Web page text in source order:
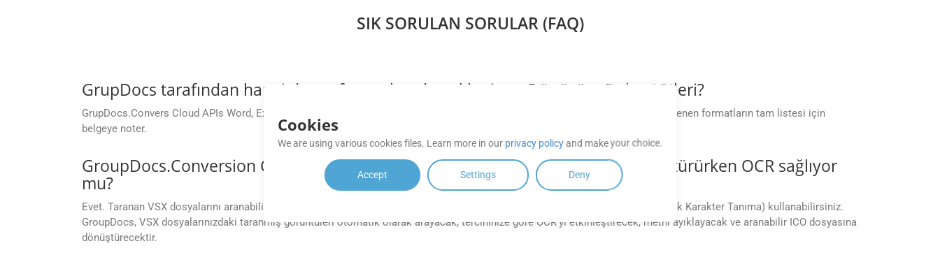
SIK SORULAN SORULAR (FAQ)
GrupDocs tarafından hangi dosya formatları destekleniyor. Dönüşüm Bulut APIleri?
GrupDocs.Convers Cloud APIs Word, Excel, PDF ve daha fazlası dahil olmak üzere geniş bir dosya formatını destekliyor. Desteklenen formatların tam listesi için
belgeye noter.
GroupDocs.Conversion Cloud, taranmış VSX dosyalarını ICO dosyalarına dönüştürürken OCR sağlıyor
mu?
Evet. Taranan VSX dosyalarını aranabilir ICO dosyalarına dönüştürürken GroupDocs.Conversion Cloud API Ayarlarında OCR (Optik Karakter Tanıma) kullanabilirsiniz.
GroupDocs, VSX dosyalarınızdaki taranmış görüntüleri otomatik olarak arayacak, tercihinize göre OCR’yi etkinleştirecek, metni ayıklayacak ve aranabilir ICO dosyasına
dönüştürecektir.
Cookies
We are using various cookies files. Learn more in our privacy policyand make your choice.
Accept Settings Deny